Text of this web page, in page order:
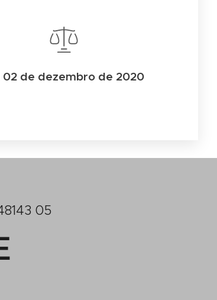
02 de dezembro de 2020
05